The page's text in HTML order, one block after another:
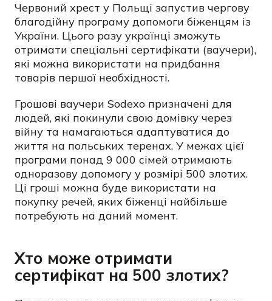
Червоний хрест у Польщі запустив чергову
благодійну програму допомоги біженцям із
України. Цього разу українці зможуть
отримати спеціальні сертифікати (ваучери),
які можна використати на придбання
товарів першої необхідності.
Грошові ваучери Sodexo призначені для
людей, які покинули свою домівку через
війну та намагаються адаптуватися до
життя на польських теренах. У межах цієї
програми понад 9 000 сімей отримають
одноразову допомогу у розмірі 500 злотих.
Ці гроші можна буде використати на
покупку речей, яких біженці найбільше
потребують на даний момент.
Хто може отримати
сертифікат на 500 злотих?